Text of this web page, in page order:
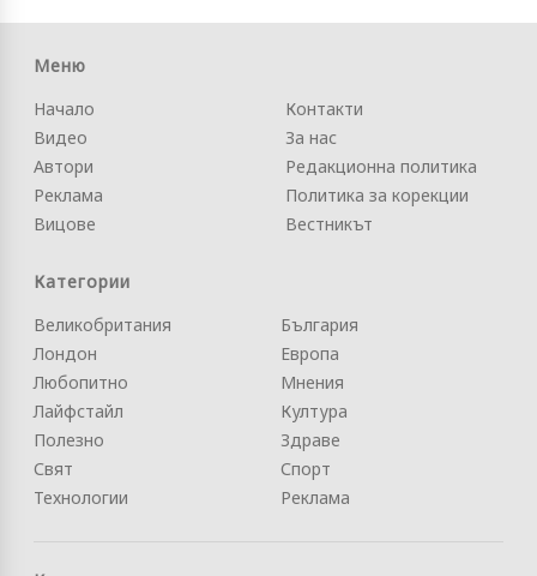
Меню
Начало
Видео
Автори
Реклама
Вицове
Контакти
За нас
Редакционна политика
Политика за корекции
Вестникът
Категории
Великобритания
Лондон
Любопитно
Лайфстайл
Полезно
Свят
Технологии
България
Европа
Мнения
Култура
Здраве
Спорт
Реклама